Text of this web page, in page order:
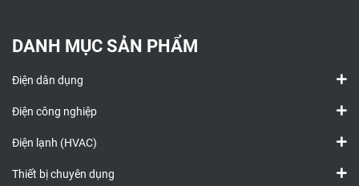
DANH MỤC SẢN PHẨM
Điện dân dụng
Điện công nghiệp
Điện lạnh (HVAC)
Thiết bị chuyên dụng